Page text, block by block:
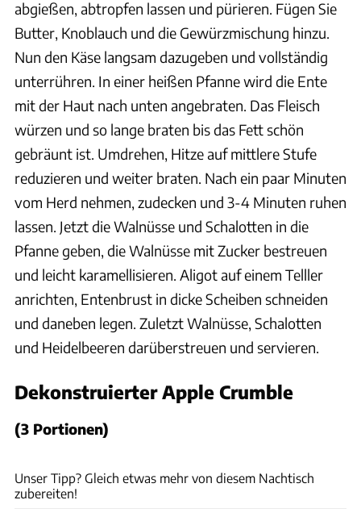
abgießen, abtropfen lassen und pürieren. Fügen Sie
Butter, Knoblauch und die Gewürzmischung hinzu.
Nun den Käse langsam dazugeben und vollständig
unterrühren. In einer heißen Pfanne wird die Ente
mit der Haut nach unten angebraten. Das Fleisch
würzen und so lange braten bis das Fett schön
gebräunt ist. Umdrehen, Hitze auf mittlere Stufe
reduzieren und weiter braten. Nach ein paar Minuten
vom Herd nehmen, zudecken und 3-4 Minuten ruhen
lassen. Jetzt die Walnüsse und Schalotten in die
Pfanne geben, die Walnüsse mit Zucker bestreuen
und leicht karamellisieren. Aligot auf einem Telller
anrichten, Entenbrust in dicke Scheiben schneiden
und daneben legen. Zuletzt Walnüsse, Schalotten
und Heidelbeeren darüberstreuen und servieren.
Dekonstruierter Apple Crumble
(3 Portionen)
Unser Tipp? Gleich etwas mehr von diesem Nachtisch
zubereiten!